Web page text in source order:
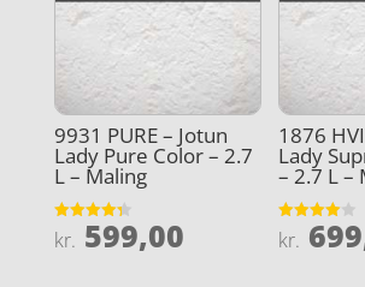
9931 PURE – Jotun
Lady Pure Color – 2.7
L – Maling
Vurderet
4.3
kr. 599,00
1876
Lady
– 2.7 L –
Vurderet
4
kr.